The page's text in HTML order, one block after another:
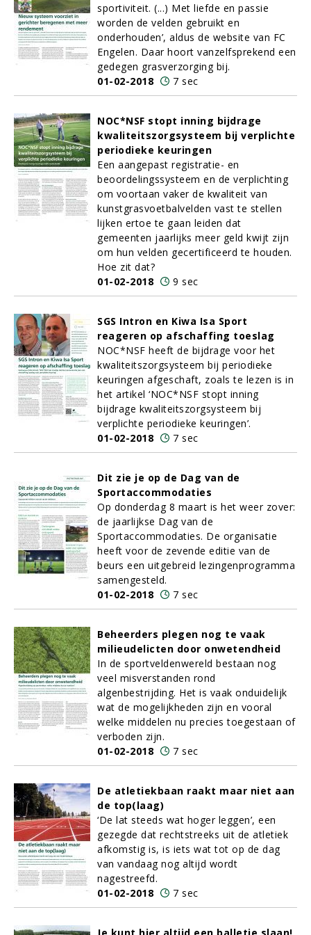
sportiviteit. (...) Met liefde en passie
worden de velden gebruikt en
onderhouden’, aldus de website van FC
Engelen. Daar hoort vanzelfsprekend een
gedegen grasverzorging bij.
01-02-2018
7 sec
NOC*NSF stopt inning bijdrage
kwaliteitszorgsysteem bij verplichte
periodieke keuringen
Een aangepast registratie- en
beoordelingssysteem en de verplichting
om voortaan vaker de kwaliteit van
kunstgrasvoetbalvelden vast te stellen
lijken ertoe te gaan leiden dat
gemeenten jaarlijks meer geld kwijt zijn
om hun velden gecertificeerd te houden.
Hoe zit dat?
01-02-2018
9 sec
SGS Intron en Kiwa Isa Sport
reageren op afschaffing toeslag
NOC*NSF heeft de bijdrage voor het
kwaliteitszorgsysteem bij periodieke
keuringen afgeschaft, zoals te lezen is in
het artikel ‘NOC*NSF stopt inning
bijdrage kwaliteitszorgsysteem bij
verplichte periodieke keuringen’.
01-02-2018
7 sec
Dit zie je op de Dag van de
Sportaccommodaties
Op donderdag 8 maart is het weer zover:
de jaarlijkse Dag van de
Sportaccommodaties. De organisatie
heeft voor de zevende editie van de
beurs een uitgebreid lezingenprogramma
samengesteld.
01-02-2018
7 sec
Beheerders plegen nog te vaak
milieudelicten door onwetendheid
In de sportveldenwereld bestaan nog
veel misverstanden rond
algenbestrijding. Het is vaak onduidelijk
wat de mogelijkheden zijn en vooral
welke middelen nu precies toegestaan of
verboden zijn.
01-02-2018
7 sec
De atletiekbaan raakt maar niet aan
de top(laag)
‘De lat steeds wat hoger leggen’, een
gezegde dat rechtstreeks uit de atletiek
afkomstig is, is iets wat tot op de dag
van vandaag nog altijd wordt
nagestreefd.
01-02-2018
7 sec